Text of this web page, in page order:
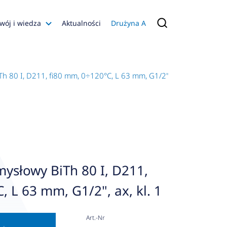
i wiedza
Konfiguratory
Aktualności Drużyna A
80 I, D211, fi80 mm, 0÷120°C, L 63 mm, G1/2", ax, kl. 1
BiTh 80 I, D211,
L 63 mm, G1/2", ax, kl. 1
Art.-Nr